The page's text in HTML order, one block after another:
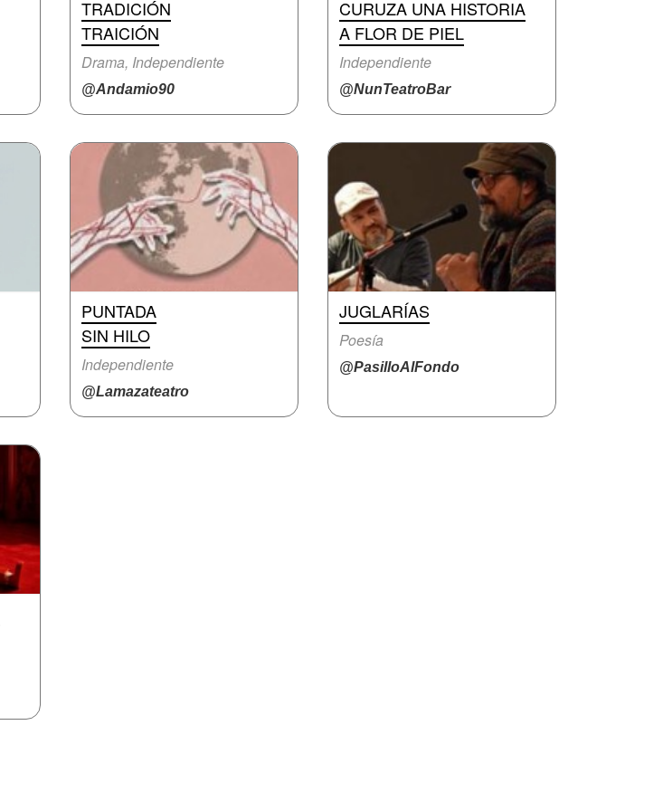
TRADICIÓN
TRAICIÓN
Drama, Independiente
@Andamio90
CURUZA UNA HISTORIA
A FLOR DE PIEL
Independiente
@NunTeatroBar
PUNTADA
SIN HILO
Independiente
@Lamazateatro
JUGLARÍAS
Poesía
@PasilloAlFondo